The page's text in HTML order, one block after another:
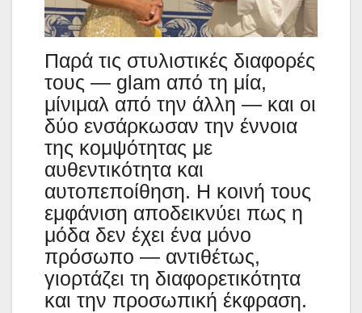
Παρά τις στυλιστικές διαφορές
τους — glam από τη μία,
μίνιμαλ από την άλλη — και οι
δύο ενσάρκωσαν την έννοια
της κομψότητας με
αυθεντικότητα και
αυτοπεποίθηση. Η κοινή τους
εμφάνιση αποδεικνύει πως η
μόδα δεν έχει ένα μόνο
πρόσωπο — αντιθέτως,
γιορτάζει τη διαφορετικότητα
και την προσωπική έκφραση.